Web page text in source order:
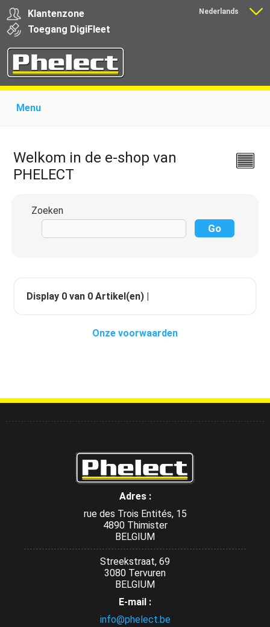
Klantenzone
Toegang DigiFleet
Nederlands
Menu
Producten voor transporteurs
Opleiding
Nieuws
Ondersteuning
Download Contact
Welkom in de e-shop van
PHELECT
Zoeken
Display 0 van 0 Artikel(en) |
Onze voorwaarden
Adres :
rue des Trois Entités, 15
4890 Thimister
BELGIUM
Streekstraat, 69
3080 Tervuren
BELGIUM
E-mail :
info@phelect.be